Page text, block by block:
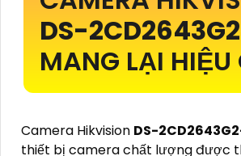
DS-
MANG LẠI HIỆU
Camera Hikvision DS-
thiết bị camera chất lượng được